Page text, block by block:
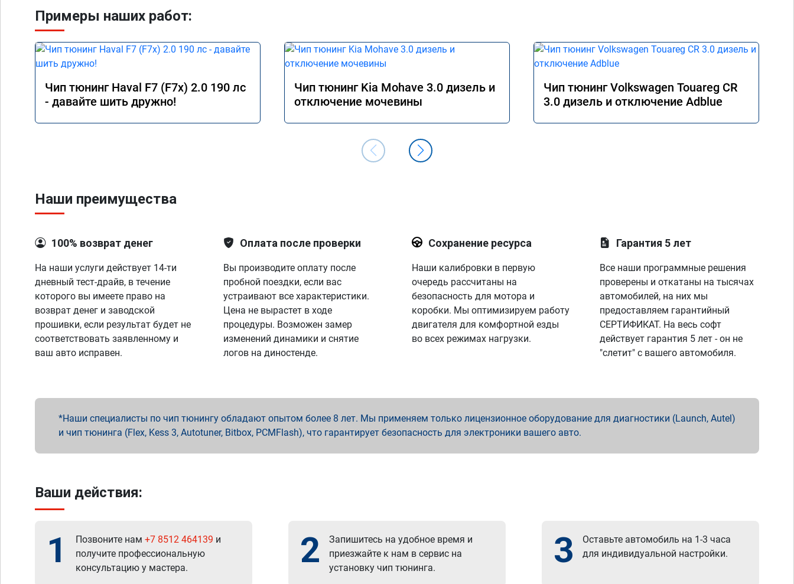
Примеры наших работ:
Чип тюнинг Haval F7 (F7x) 2.0 190 лс
- давайте шить дружно!
Чип тюнинг Kia Mohave 3.0 дизель и
отключение мочевины
Чип тюнинг Volkswagen Touareg CR
3.0 дизель и отключение Adblue
Наши преимущества
100% возврат денег
На наши услуги действует 14-ти
дневный тест-драйв, в течение
которого вы имеете право на
возврат денег и заводской
прошивки, если результат будет не
соответствовать заявленному и
ваш авто исправен.
Оплата после проверки
Вы производите оплату после
пробной поездки, если вас
устраивают все характеристики.
Цена не вырастет в ходе
процедуры. Возможен замер
изменений динамики и снятие
логов на диностенде.
Сохранение ресурса
Наши калибровки в первую
очередь рассчитаны на
безопасность для мотора и
коробки. Мы оптимизируем работу
двигателя для комфортной езды
во всех режимах нагрузки.
Гарантия 5 лет
Все наши программные решения
проверены и откатаны на тысячах
автомобилей, на них мы
предоставляем гарантийный
СЕРТИФИКАТ. На весь софт
действует гарантия 5 лет - он не
"слетит" с вашего автомобиля.
Наши специалисты по чип тюнингу обладают опытом более 8 лет. Мы применяем только лицензионное оборудование для диагностики (Launch, Autel)
и чип тюнинга (Flex, Kess 3, Autotuner, Bitbox, PCMFlash), что гарантирует безопасность для электроники вашего авто.
Ваши действия:
1 Позвоните нам +7 8512 464139 и
получите профессиональную
консультацию у мастера.
2
Запишитесь на удобное время и
приезжайте к нам в сервис на
установку чип тюнинга.
3
Оставьте автомобиль на 1-3 часа
для индивидуальной настройки.